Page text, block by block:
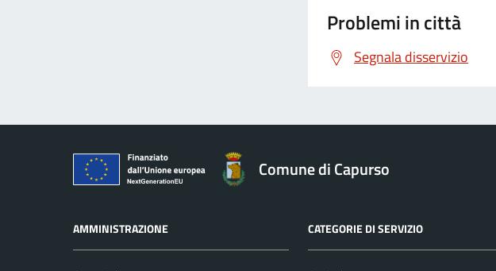
Problemi in città
Segnala disservizio
Comune di Capurso
AMMINISTRAZIONE CATEGORIE DI SERVIZIO